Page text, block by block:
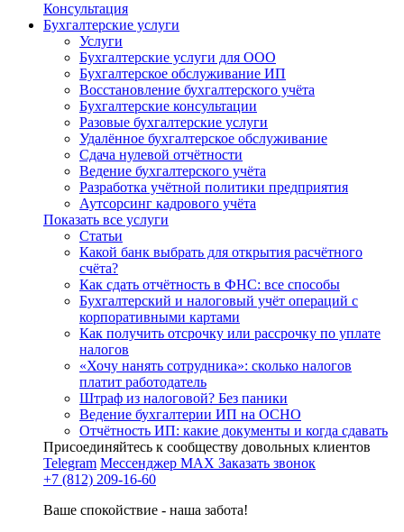
Консультация
Бухгалтерские услуги
Услуги
Бухгалтерские услуги для ООО
Бухгалтерское обслуживание ИП
Восстановление бухгалтерского учёта
Бухгалтерские консультации
Разовые бухгалтерские услуги
Удалённое бухгалтерское обслуживание
Сдача нулевой отчётности
Ведение бухгалтерского учёта
Разработка учётной политики предприятия
Аутсорсинг кадрового учёта
Показать все услуги
Статьи
Какой банк выбрать для открытия расчётного
счёта?
Как сдать отчётность в ФНС: все способы
Бухгалтерский и налоговый учёт операций с
корпоративными картами
Как получить отсрочку или рассрочку по уплате
налогов
«Хочу нанять сотрудника»: сколько налогов
платит работодатель
Штраф из налоговой? Без паники
Ведение бухгалтерии ИП на ОСНО
Отчётность ИП: какие документы и когда сдавать
Присоединяйтесь к сообществу довольных клиентов
Telegram Мессенджер MAX Заказать звонок
+7 (812) 209-16-60
Ваше спокойствие - наша забота!